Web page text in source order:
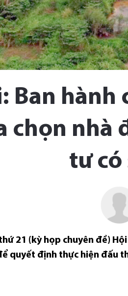
Ban
chọn nhà
tư có
21 (kỳ họp chuyên đề)
quyết định thực hiện đấu